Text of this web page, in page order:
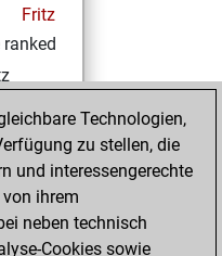
Fritz
a
of 33
Technologien,
zu stellen, die
und interessengerechte
ihrem
neben technisch
Cookies sowie